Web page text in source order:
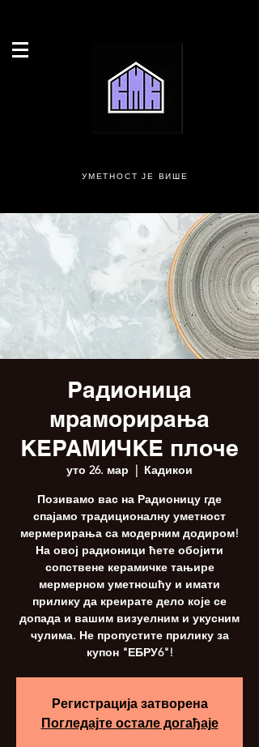
УМЕТНОСТ ЈЕ ВИШЕ
Радионица
мраморирања
КЕРАМИЧКЕ плоче
уто 26. мар
  |
Кадикои
Позивамо вас на Радионицу где
спајамо традиционалну уметност
мермерирања са модерним додиром!
На овој радионици ћете обојити
сопствене керамичке тањире
мермерном уметношћу и имати
прилику да креирате дело које се
допада и вашим визуелним и укусним
чулима. Не пропустите прилику за
купон "ЕБРУ6"!
Регистрација затворена
Погледајте остале догађаје